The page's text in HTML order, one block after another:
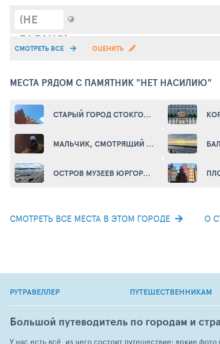
(НЕ
ЗАДАНО)
СМОТРЕТЬ ВСЕ ОЦЕНИТЬ
МЕСТА РЯДОМ С ПАМЯТНИК "НЕТ НАСИЛИЮ"
СТАРЫЙ ГОРОД СТОКГОЛЬМА (GAMLA STAN)
МАЛЬЧИК, СМОТРЯЩИЙ НА ЛУНУ (POJKE SOM TITTAR PE MENEN)
ОСТРОВ МУЗЕЕВ ЮРГОРДЕН (DJURGÅRDEN)
СМОТРЕТЬ ВСЕ МЕСТА В ЭТОМ ГОРОДЕ О
РУТРАВЕЛЛЕР ПУТЕШЕСТВЕННИКАМ
Большой путеводитель по городам и
У нас есть всё, из чего состоит путешествие: яркие